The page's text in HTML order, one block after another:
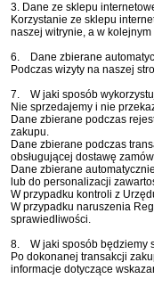
3. Dane ze sklepu
Korzystanie ze sklepu
naszej witrynie, a w
6. Dane zbierane
Podczas wizyty na naszej
7. W jaki sposób
Nie sprzedajemy i nie
Dane zbierane podczas
zakupu.
Dane zbierane podczas
obsługującej dostawę
Dane zbierane
lub do personalizacji
W przypadku kontroli z
W przypadku naruszenia
sprawiedliwości.
8. W jaki sposób będziemy
Po dokonanej transakcji
informacje dotyczące